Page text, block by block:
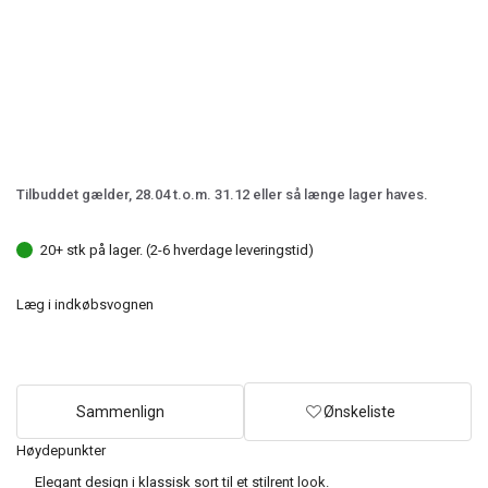
Høydepunkter
Elegant design i klassisk sort til et stilrent look.
Tilbuddet gælder, 28.04 t.o.m. 31.12 eller så længe lager haves.
20+ stk på lager. (2-6 hverdage leveringstid)
Læg i indkøbsvognen
Sammenlign Ønskeliste